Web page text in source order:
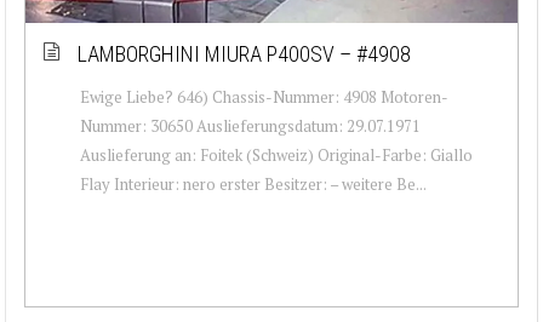
LAMBORGHINI MIURA P400SV – #4908
Ewige Liebe? 646) Chassis-Nummer: 4908 Motoren-
Nummer: 30650 Auslieferungsdatum: 29.07.1971
Auslieferung an: Foitek (Schweiz) Original-Farbe: Giallo
Flay Interieur: nero erster Besitzer: – weitere Be...